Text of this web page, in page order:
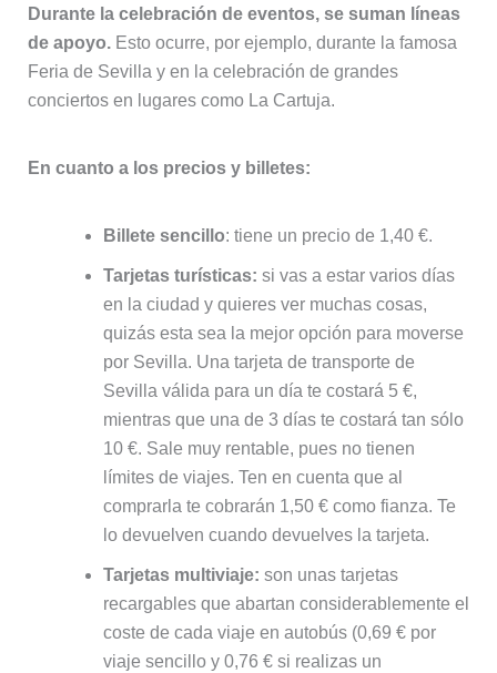
Durante la celebración de eventos, se suman líneas
de apoyo.Esto ocurre, por ejemplo, durante la famosa
Feria de Sevilla y en la celebración de grandes
conciertos en lugares como La Cartuja.
En cuanto a los precios y billetes:
Billete sencillo: tiene un precio de 1,40 €.
Tarjetas turísticas: si vas a estar varios días
en la ciudad y quieres ver muchas cosas,
quizás esta sea la mejor opción para moverse
por Sevilla. Una tarjeta de transporte de
Sevilla válida para un día te costará 5 €,
mientras que una de 3 días te costará tan sólo
10 €. Sale muy rentable, pues no tienen
límites de viajes. Ten en cuenta que al
comprarla te cobrarán 1,50 € como fianza. Te
lo devuelven cuando devuelves la tarjeta.
Tarjetas multiviaje: son unas tarjetas
recargables que abartan considerablemente el
coste de cada viaje en autobús (0,69 € por
viaje sencillo y 0,76 € si realizas un